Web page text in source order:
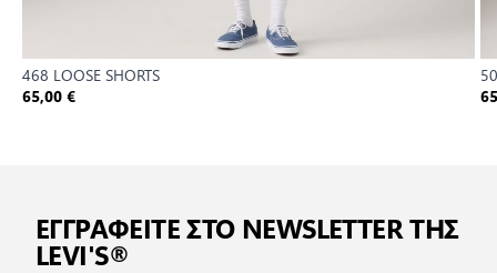
468 LOOSE SHORTS
65,00 €
ΕΓΓΡΑΦΕΙΤΕ ΣΤΟ NEWSLETTER ΤΗΣ
LEVI'S®